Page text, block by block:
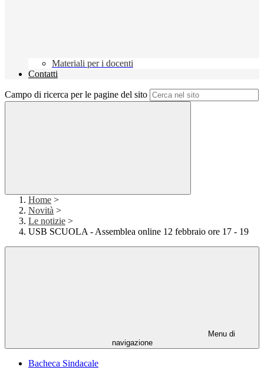
Materiali per i docenti
Contatti
Campo di ricerca per le pagine del sito
Home >
Novità >
Le notizie >
USB SCUOLA - Assemblea online 12 febbraio ore 17 - 19
Menu di
navigazione
Bacheca Sindacale